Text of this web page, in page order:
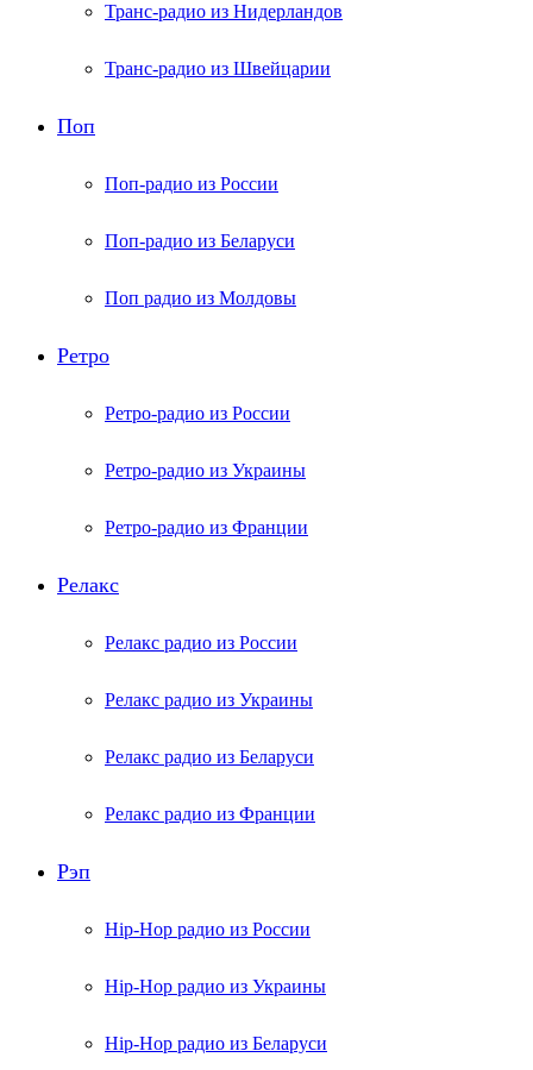
Транс-радио из Нидерландов
Транс-радио из Швейцарии
Поп
Поп-радио из России
Поп-радио из Беларуси
Поп радио из Молдовы
Ретро
Ретро-радио из России
Ретро-радио из Украины
Ретро-радио из Франции
Релакс
Релакс радио из России
Релакс радио из Украины
Релакс радио из Беларуси
Релакс радио из Франции
Рэп
Hip-Hop радио из России
Hip-Hop радио из Украины
Hip-Hop радио из Беларуси